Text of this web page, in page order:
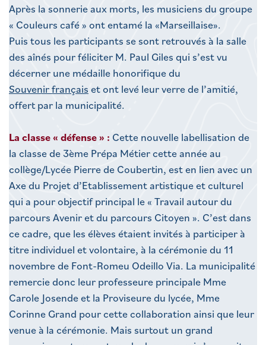
Après la sonnerie aux morts, les musiciens du groupe
« Couleurs café » ont entamé la «Marseillaise».
Puis tous les participants se sont retrouvés à la salle
des aînés pour féliciter M. Paul Giles qui s’est vu
décerner une médaille honorifique du
Souvenir français et ont levé leur verre de l’amitié,
offert par la municipalité.
La classe « défense » : Cette nouvelle labellisation de
la classe de 3ème Prépa Métier cette année au
collège/Lycée Pierre de Coubertin, est en lien avec un
Axe du Projet d’Etablissement artistique et culturel
qui a pour objectif principal le « Travail autour du
parcours Avenir et du parcours Citoyen ». C’est dans
ce cadre, que les élèves étaient invités à participer à
titre individuel et volontaire, à la cérémonie du 11
novembre de Font-Romeu Odeillo Via. La municipalité
remercie donc leur professeure principale Mme
Carole Josende et la Proviseure du lycée, Mme
Corinne Grand pour cette collaboration ainsi que leur
venue à la cérémonie. Mais surtout un grand